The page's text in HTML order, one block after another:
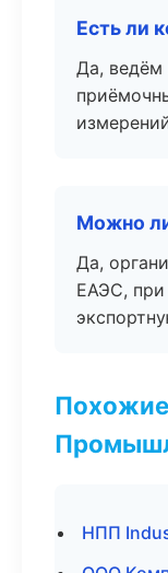
Есть ли
Да, ведём
Можно
Да,
ЕАЭС,
НПП